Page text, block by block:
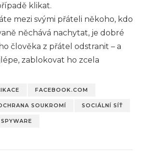
klikat.
mezi svými přáteli někoho, kdo
něchává nachytat, je dobré
člověka z přátel odstranit – a
zablokovat ho zcela
FACEBOOK.COM
SOUKROMÍ SOCIÁLNÍ SÍŤ
SPYWARE